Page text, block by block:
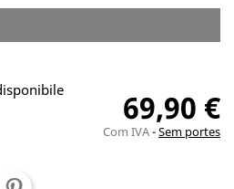
69,90 €
Com IVA Sem portes